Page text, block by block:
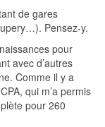
de gares
Pensez-y.
pour
avec d’autres
Comme il y a
qui m’a permis
pour 260